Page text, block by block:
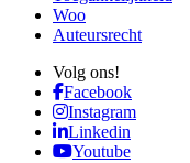
Woo
Auteursrecht
Volg ons!
Facebook
Instagram
Linkedin
Youtube